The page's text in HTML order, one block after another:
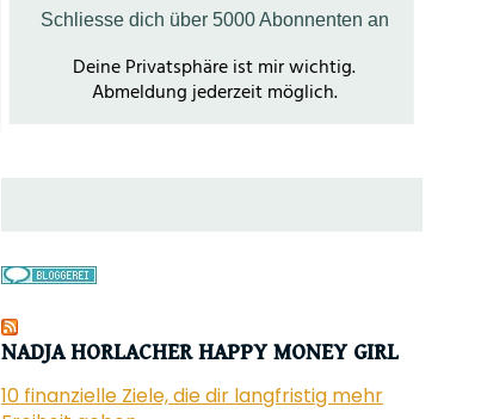
NADJA HORLACHER HAPPY MONEY GIRL
10 finanzielle Ziele, die dir langfristig mehr